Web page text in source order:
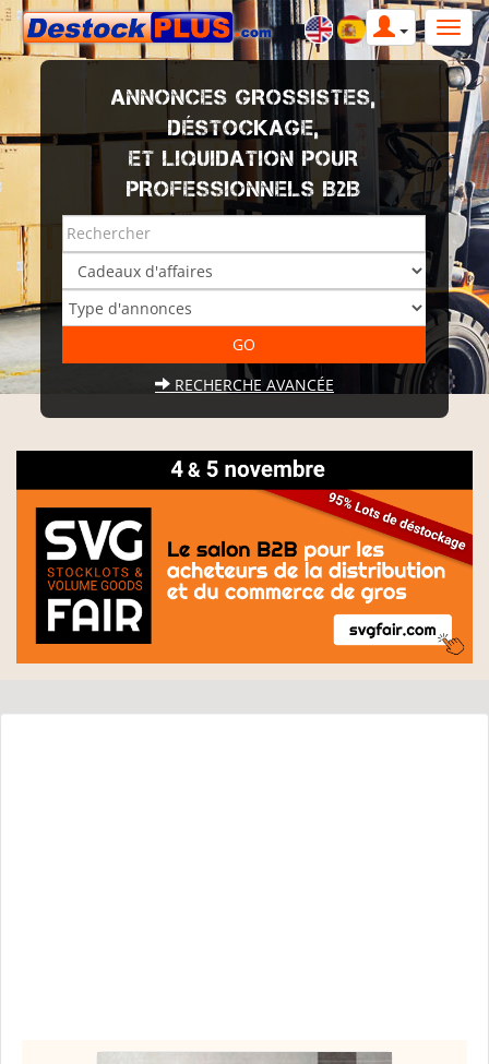
ANNONCES GROSSISTES,
DÉSTOCKAGE,
ET LIQUIDATION POUR
PROFESSIONNELS B2B
RECHERCHE AVANCÉE